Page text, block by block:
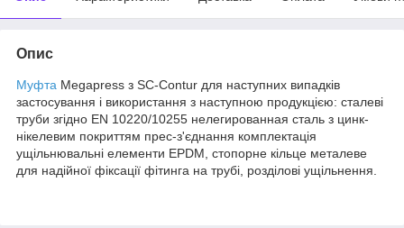
Опис
Муфта Megapress з SC-Contur для наступних випадків
застосування і використання з наступною продукцією: сталеві
труби згідно EN 10220/10255 нелегированная сталь з цинк-
нікелевим покриттям прес-з'єднання комплектація
ущільнювальні елементи EPDM, стопорне кільце металеве
для надійної фіксації фітинга на трубі, розділові ущільнення.